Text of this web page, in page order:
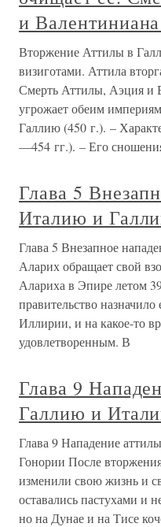
и
Вторжение Аттилы в
визиготами. Аттила
Смерть Аттилы, Аэция и
угрожает обеим
Галлию (450 г.). –
—454 гг.). – Его
Глава 5
Италию и
Глава 5 Внезапное
Аларих обращает свой
Алариха в Эпире летом
правительство
Иллирии, и на какое-то
удовлетворенным. В
Глава 9
Галлию и
Глава 9 Нападение
Гонории После
изменили свою жизнь и
оставались пастухами и
но на Дунае и на Тисе